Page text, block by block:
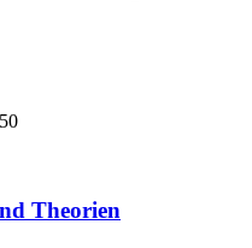
Theorien